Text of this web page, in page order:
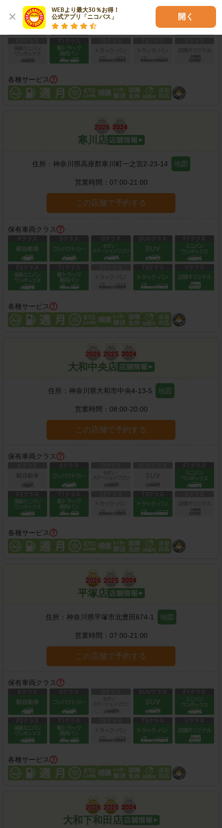
WEBより最大30％お得！
公式アプリ「ニコパス」
開く
各種サービス
寒川店
住所： 神奈川県高座郡寒川町一之宮2-23-14 地図
営業時間： 07:00-21:00
この店舗で予約する
保有車両クラス
各種サービス
大和中央店
住所： 神奈川県大和市中央4-13-5 地図
営業時間： 08:00-20:00
この店舗で予約する
保有車両クラス
各種サービス
平塚店
住所： 神奈川県平塚市北豊田674-1 地図
営業時間： 07:00-21:00
この店舗で予約する
保有車両クラス
各種サービス
大和下和田店